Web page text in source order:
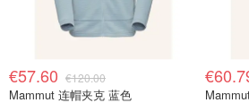
€57.60 €120.00
Mammut 连帽夹克 蓝色